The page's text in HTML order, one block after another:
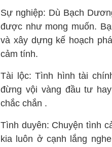
Sự nghiệp: Dù Bạch
được như mong muốn.
và xây dựng kế hoạch
cảm tính.
Tài lộc: Tình hình tài
đừng vội vàng đầu tư
chắc chắn .
Tình duyên: Chuyện tình
kia luôn ở cạnh lắng